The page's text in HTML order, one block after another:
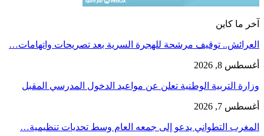
آخر ما كاين
العرائش.. توقيف مرشحة للهجرة السرية بعد تصريحات واتهامات…
أغسطس 8, 2026
وزارة التربية الوطنية تعلن عن مواعيد الدخول المدرسي المقبل
أغسطس 7, 2026
المغرب التطواني يدعو إلى جمعه العام وسط تحديات تنظيمية…